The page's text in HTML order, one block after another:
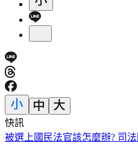
快訊
狄鶯剛返台、孫安佐出庭後首